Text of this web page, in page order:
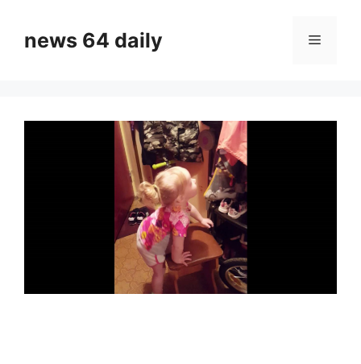
contentnews 64 daily Menu